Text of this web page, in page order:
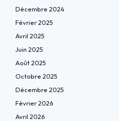
Décembre 2024
Février 2025
Avril 2025
Juin 2025
Août 2025
Octobre 2025
Décembre 2025
Février 2026
Avril 2026